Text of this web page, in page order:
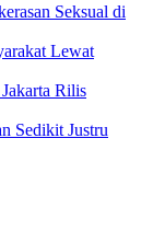
Seksual di
Lewat
Rilis
Sedikit Justru